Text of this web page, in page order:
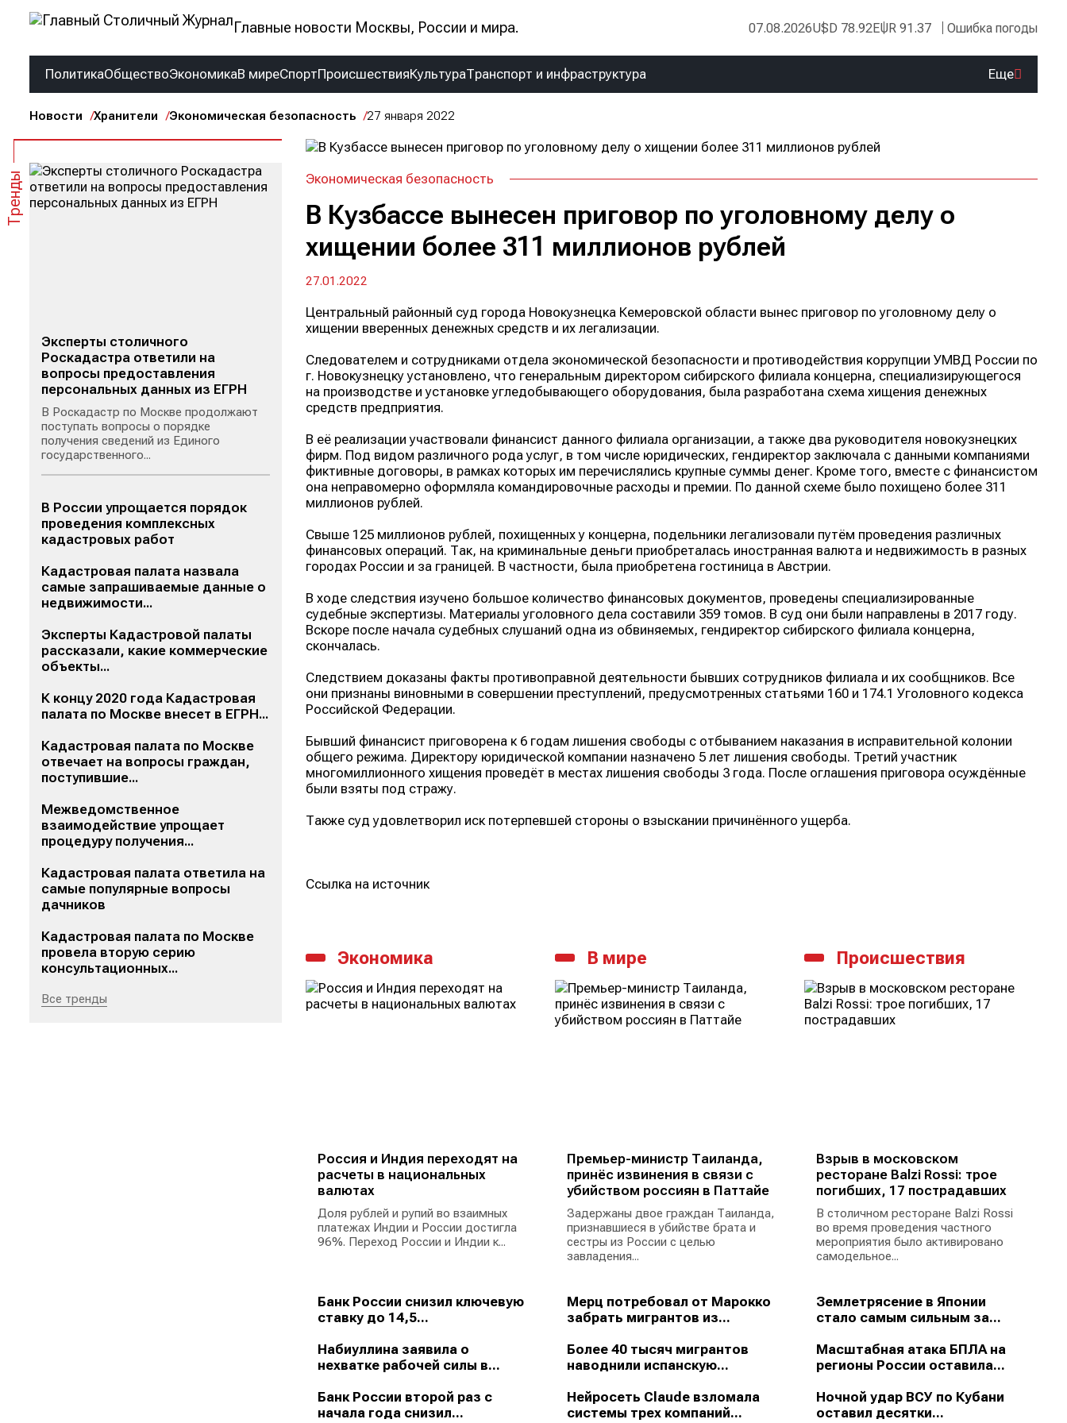
Главные новости Москвы, России и мира. 07.08.2026USD 78.92EUR 91.37 Ошибка погоды
ПолитикаОбществоЭкономикаВ миреСпортПроисшествияКультураТранспорт и инфраструктура Еще
Новости Хранители Экономическая безопасность 27 января 2022
Экономическая безопасность
В Кузбассе вынесен приговор по уголовному делу о
хищении более 311 миллионов рублей
27.01.2022
Центральный районный суд города Новокузнецка Кемеровской области вынес приговор по уголовному делу о
хищении вверенных денежных средств и их легализации.
Следователем и сотрудниками отдела экономической безопасности и противодействия коррупции УМВД России по
г. Новокузнецку установлено, что генеральным директором сибирского филиала концерна, специализирующегося
на производстве и установке угледобывающего оборудования, была разработана схема хищения денежных
средств предприятия.
В её реализации участвовали финансист данного филиала организации, а также два руководителя новокузнецких
фирм. Под видом различного рода услуг, в том числе юридических, гендиректор заключала с данными компаниями
фиктивные договоры, в рамках которых им перечислялись крупные суммы денег. Кроме того, вместе с финансистом
она неправомерно оформляла командировочные расходы и премии. По данной схеме было похищено более 311
миллионов рублей.
Свыше 125 миллионов рублей, похищенных у концерна, подельники легализовали путём проведения различных
финансовых операций. Так, на криминальные деньги приобреталась иностранная валюта и недвижимость в разных
городах России и за границей. В частности, была приобретена гостиница в Австрии.
В ходе следствия изучено большое количество финансовых документов, проведены специализированные
судебные экспертизы. Материалы уголовного дела составили 359 томов. В суд они были направлены в 2017 году.
Вскоре после начала судебных слушаний одна из обвиняемых, гендиректор сибирского филиала концерна,
скончалась.
Следствием доказаны факты противоправной деятельности бывших сотрудников филиала и их сообщников. Все
они признаны виновными в совершении преступлений, предусмотренных статьями 160 и 174.1 Уголовного кодекса
Российской Федерации.
Бывший финансист приговорена к 6 годам лишения свободы с отбыванием наказания в исправительной колонии
общего режима. Директору юридической компании назначено 5 лет лишения свободы. Третий участник
многомиллионного хищения проведёт в местах лишения свободы 3 года. После оглашения приговора осуждённые
были взяты под стражу.
Также суд удовлетворил иск потерпевшей стороны о взыскании причинённого ущерба.
Ссылка на источник
Экономика
Россия и Индия переходят на
расчеты в национальных
валютах
Доля рублей и рупий во взаимных
платежах Индии и России достигла
96%. Переход России и Индии к...
Банк России снизил ключевую
ставку до 14,5...
Набиуллина заявила о
нехватке рабочей силы в...
Банк России второй раз с
начала года снизил...
В мире
Премьер-министр Таиланда,
принёс извинения в связи с
убийством россиян в Паттайе
Задержаны двое граждан Таиланда,
признавшиеся в убийстве брата и
сестры из России с целью
завладения...
Мерц потребовал от Марокко
забрать мигрантов из...
Более 40 тысяч мигрантов
наводнили испанскую...
Нейросеть Claude взломала
системы трех компаний...
Происшествия
Взрыв в московском
ресторане Balzi Rossi: трое
погибших, 17 пострадавших
В столичном ресторане Balzi Rossi
во время проведения частного
мероприятия было активировано
самодельное...
Землетрясение в Японии
стало самым сильным за...
Масштабная атака БПЛА на
регионы России оставила...
Ночной удар ВСУ по Кубани
оставил десятки...
Тренды
Эксперты столичного
Роскадастра ответили на
вопросы предоставления
персональных данных из ЕГРН
В Роскадастр по Москве продолжают
поступать вопросы о порядке
получения сведений из Единого
государственного...
В России упрощается порядок
проведения комплексных
кадастровых работ
Кадастровая палата назвала
самые запрашиваемые данные о
недвижимости...
Эксперты Кадастровой палаты
рассказали, какие коммерческие
объекты...
К концу 2020 года Кадастровая
палата по Москве внесет в ЕГРН...
Кадастровая палата по Москве
отвечает на вопросы граждан,
поступившие...
Межведомственное
взаимодействие упрощает
процедуру получения...
Кадастровая палата ответила на
самые популярные вопросы
дачников
Кадастровая палата по Москве
провела вторую серию
консультационных...
Все тренды